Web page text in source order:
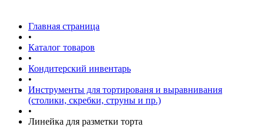
Главная страница
•
Каталог товаров
•
Кондитерский инвентарь
•
Инструменты для тортированя и выравнивания
(столики, скребки, струны и пр.)
•
Линейка для разметки торта